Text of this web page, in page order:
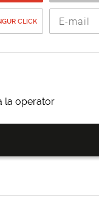
CLICK
la operator